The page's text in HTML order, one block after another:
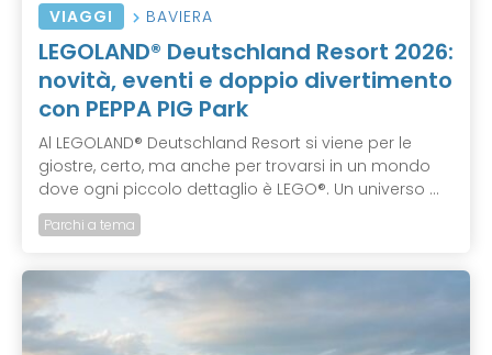
VIAGGI BAVIERA
LEGOLAND® Deutschland Resort 2026:
novità, eventi e doppio divertimento
con PEPPA PIG Park
Al LEGOLAND® Deutschland Resort si viene per le
giostre, certo, ma anche per trovarsi in un mondo
dove ogni piccolo dettaglio è LEGO®. Un universo ...
Parchi a tema